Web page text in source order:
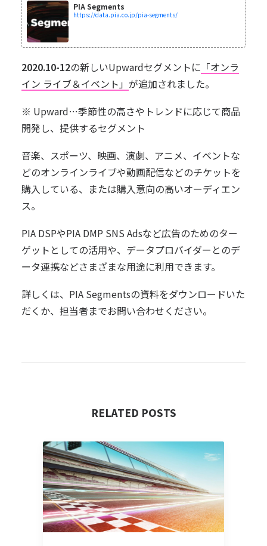
PIA Segments
https://data.pia.co.jp/pia-segments/
2020.10-12の新しいUpwardセグメントに 「オンラ
イン ライブ＆イベント」 が追加されました。
※ Upward…季節性の高さやトレンドに応じて商品
開発し、提供するセグメント
音楽、スポーツ、映画、演劇、アニメ、イベントな
どのオンラインライブや動画配信などのチケットを
購入している、または購入意向の高いオーディエン
ス。
PIA DSPやPIA DMP SNS Adsなど広告のためのター
ゲットとしての活用や、データプロバイダーとのデ
ータ連携などさまざまな用途に利用できます。
詳しくは、PIA Segmentsの資料をダウンロードいた
だくか、担当者までお問い合わせください。
RELATED POSTS